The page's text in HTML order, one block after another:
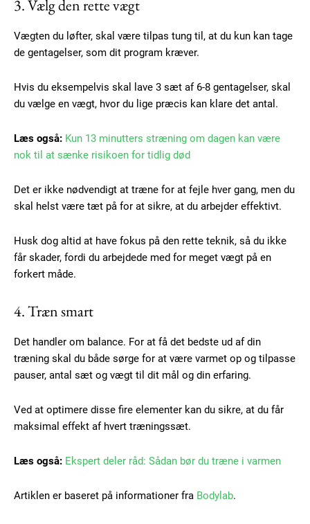
Gratis / forever
Etiam est nibh, lobortis sit
Praesent euismod ac
Nullam eu erat condimentum
Donec quis est ac felis
100DKK / year
Praesent euismod ac
Nullam eu erat condimentum
Orci varius natoque dolor
3. Vælg den rette vægt
Vægten du løfter, skal være tilpas tung til, at du kun kan tage
de gentagelser, som dit program kræver.
Hvis du eksempelvis skal lave 3 sæt af 6-8 gentagelser, skal
du vælge en vægt, hvor du lige præcis kan klare det antal.
Læs også: Kun 13 minutters stræning om dagen kan være
nok til at sænke risikoen for tidlig død
Det er ikke nødvendigt at træne for at fejle hver gang, men du
skal helst være tæt på for at sikre, at du arbejder effektivt.
Husk dog altid at have fokus på den rette teknik, så du ikke
får skader, fordi du arbejdede med for meget vægt på en
forkert måde.
4. Træn smart
Det handler om balance. For at få det bedste ud af din
træning skal du både sørge for at være varmet op og tilpasse
pauser, antal sæt og vægt til dit mål og din erfaring.
Ved at optimere disse fire elementer kan du sikre, at du får
maksimal effekt af hvert træningssæt.
Læs også: Ekspert deler råd: Sådan bør du træne i varmen
Artiklen er baseret på informationer fra Bodylab.